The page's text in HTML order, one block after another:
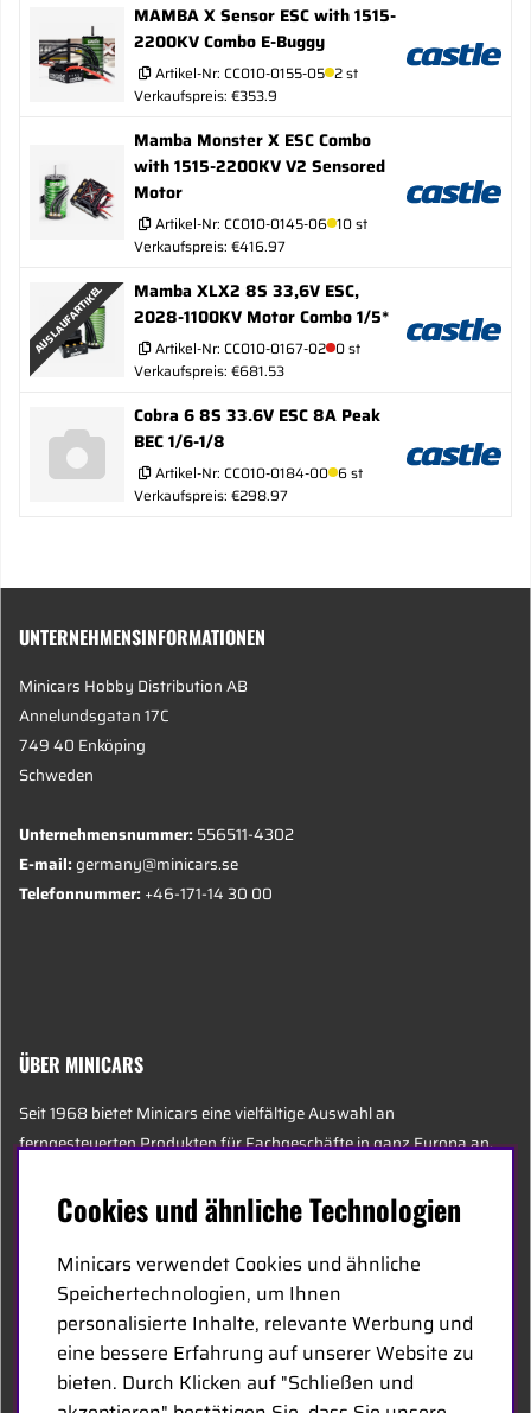
MAMBA X Sensor ESC with 1515-
2200KV Combo E-Buggy
Artikel-Nr: CC010-0155-05 2 st
Verkaufspreis: €353.9
Mamba Monster X ESC Combo
with 1515-2200KV V2 Sensored
Motor
Artikel-Nr: CC010-0145-06 10 st
Verkaufspreis: €416.97
AUSLAUFARTIKEL
Mamba XLX2 8S 33,6V ESC,
2028-1100KV Motor Combo 1/5*
Artikel-Nr: CC010-0167-02 0 st
Verkaufspreis: €681.53
Cobra 6 8S 33.6V ESC 8A Peak
BEC 1/6-1/8
Artikel-Nr: CC010-0184-00 6 st
Verkaufspreis: €298.97
UNTERNEHMENSINFORMATIONEN
Minicars Hobby Distribution AB
Annelundsgatan 17C
749 40 Enköping
Schweden
Unternehmensnummer:556511-4302
E-mail:germany@minicars.se
Telefonnummer:+46-171-14 30 00
ÜBER MINICARS
Seit 1968 bietet Minicars eine vielfältige Auswahl an
ferngesteuerten Produkten für Fachgeschäfte in ganz Europa an.
Alters, darunter einige der sachkundigsten Experten der Branche,
die sich auf Hobby, Service und Logistik spezialisiert haben.
Der Hauptsitz von Minicars befindet sich in Enköping, strategisch
entlang der E18 zwischen Stockholm und Oslo gelegen.
MINICARS.SE
Cookies und ähnliche Technologien
Minicars verwendet Cookies und ähnliche
Speichertechnologien, um Ihnen
personalisierte Inhalte, relevante Werbung und
eine bessere Erfahrung auf unserer Website zu
bieten. Durch Klicken auf "Schließen und